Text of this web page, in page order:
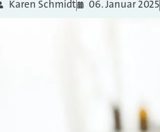
Karen Schmidt 06. Januar 2025